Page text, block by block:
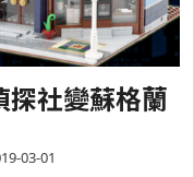
探社變蘇格蘭
03-01